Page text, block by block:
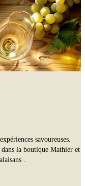
savoureuses.
la boutique Mathier et
.